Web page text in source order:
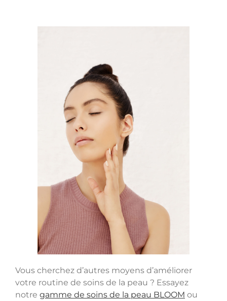
Vous cherchez d’autres moyens d’améliorer
votre routine de soins de la peau ? Essayez
notre gamme de soins de la peau BLOOM ou